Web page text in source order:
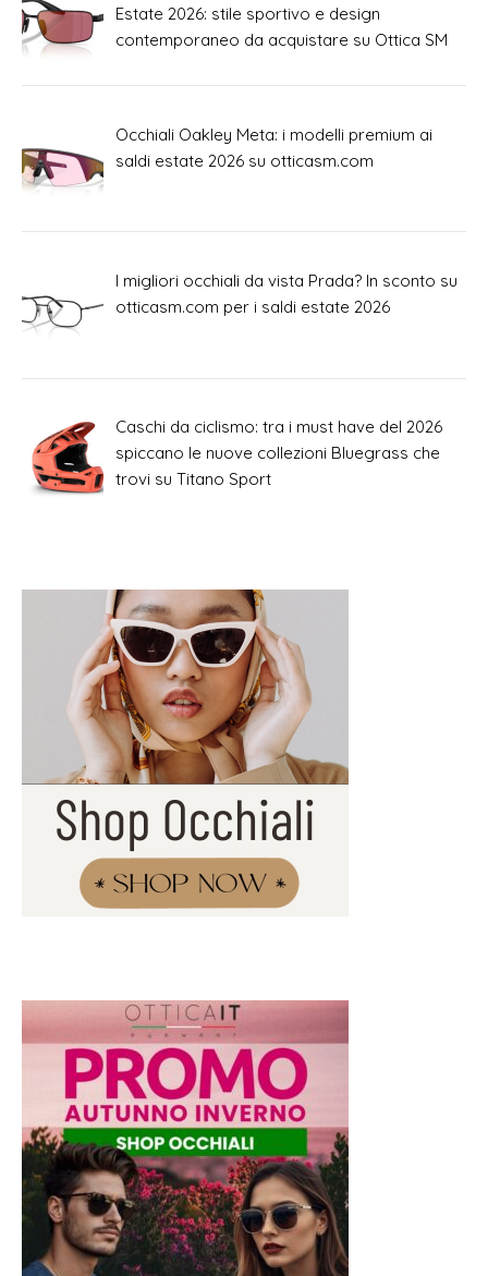
Estate 2026: stile sportivo e design
contemporaneo da acquistare su Ottica SM
Occhiali Oakley Meta: i modelli premium ai
saldi estate 2026 su otticasm.com
I migliori occhiali da vista Prada? In sconto su
otticasm.com per i saldi estate 2026
Caschi da ciclismo: tra i must have del 2026
spiccano le nuove collezioni Bluegrass che
trovi su Titano Sport